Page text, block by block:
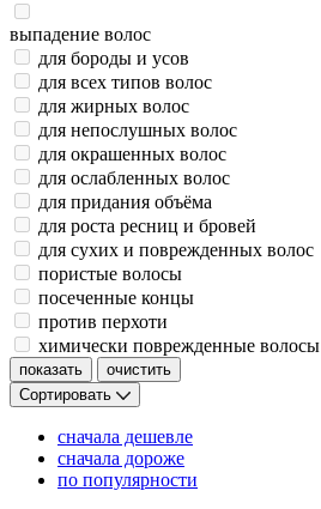
выпадение волос
для бороды и усов
для всех типов волос
для жирных волос
для непослушных волос
для окрашенных волос
для ослабленных волос
для придания объёма
для роста ресниц и бровей
для сухих и поврежденных волос
пористые волосы
посеченные концы
против перхоти
химически поврежденные волосы
Сортировать
сначала дешевле
сначала дороже
по популярности